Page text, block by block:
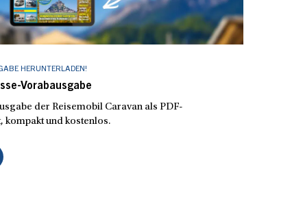
HERUNTERLADEN!
Vorabausgabe
der Reisemobil Caravan als PDF-
kompakt und kostenlos.